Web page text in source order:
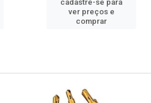
cadastre-se para
ver preços e
comprar